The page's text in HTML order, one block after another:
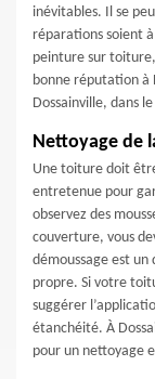
inévitables. Il se
réparations soient
peinture sur
bonne réputation à
Dossainville, dans
Nettoyage de
Une toiture doit
entretenue pour
observez des
couverture, vous
démoussage est
propre. Si votre
suggérer
étanchéité. À
pour un nettoyage